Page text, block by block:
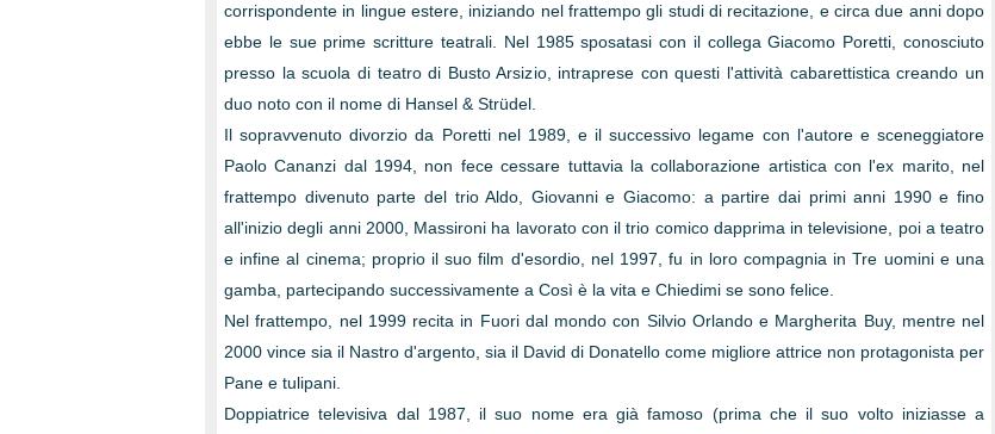
corrispondente in lingue estere, iniziando nel frattempo gli studi di recitazione, e circa due anni dopo
ebbe le sue prime scritture teatrali. Nel 1985 sposatasi con il collega Giacomo Poretti, conosciuto
presso la scuola di teatro di Busto Arsizio, intraprese con questi l'attività cabarettistica creando un
duo noto con il nome di Hansel & Strüdel.
Il sopravvenuto divorzio da Poretti nel 1989, e il successivo legame con l'autore e sceneggiatore
Paolo Cananzi dal 1994, non fece cessare tuttavia la collaborazione artistica con l'ex marito, nel
frattempo divenuto parte del trio Aldo, Giovanni e Giacomo: a partire dai primi anni 1990 e fino
all'inizio degli anni 2000, Massironi ha lavorato con il trio comico dapprima in televisione, poi a teatro
e infine al cinema; proprio il suo film d'esordio, nel 1997, fu in loro compagnia in Tre uomini e una
gamba, partecipando successivamente a Così è la vita e Chiedimi se sono felice.
Nel frattempo, nel 1999 recita in Fuori dal mondo con Silvio Orlando e Margherita Buy, mentre nel
2000 vince sia il Nastro d'argento, sia il David di Donatello come migliore attrice non protagonista per
Pane e tulipani.
Doppiatrice televisiva dal 1987, il suo nome era già famoso (prima che il suo volto iniziasse a